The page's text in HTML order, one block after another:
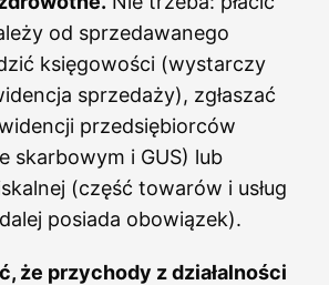
od sprzedawanego
księgowości (wystarczy
sprzedaży), zgłaszać
przedsiębiorców
skarbowym i GUS) lub
(część towarów i usług
posiada obowiązek).
że przychody z działalności